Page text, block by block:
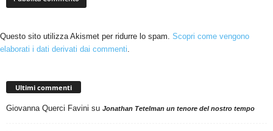
Questo sito utilizza Akismet per ridurre lo spam. Scopri come vengono
elaborati i dati derivati dai commenti.
Ultimi commenti
Giovanna Querci Favini su Jonathan Tetelman un tenore del nostro tempo